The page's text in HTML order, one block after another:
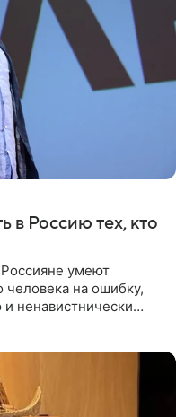
в Россию тех, кто
умеют
на ошибку,
ненавистнически